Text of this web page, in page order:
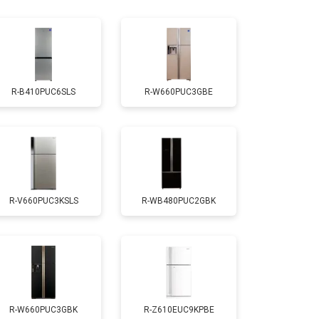
1700 ₽ Заказать
2550 ₽ Заказать
1700 ₽ Заказать
4750 ₽ Заказать
3650 ₽
2550 ₽
R-B410PUC6SLS R-W660PUC3GBE
R-V660PUC3KSLS R-WB480PUC2GBK
R-W660PUC3GBK R-Z610EUC9KPBE